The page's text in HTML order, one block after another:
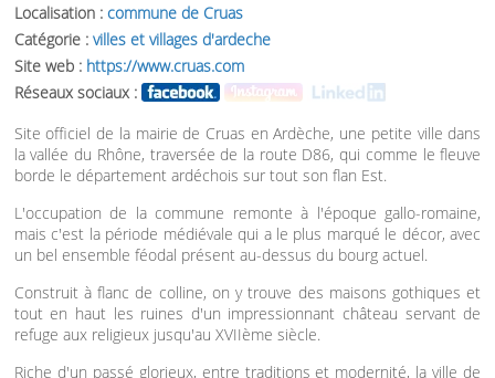
Localisation : commune de Cruas
Catégorie : villes et villages d'ardeche
Site web : https://www.cruas.com
Réseaux sociaux :
Site officiel de la mairie de Cruas en Ardèche, une petite ville dans
la vallée du Rhône, traversée de la route D86, qui comme le fleuve
borde le département ardéchois sur tout son flan Est.
L'occupation de la commune remonte à l'époque gallo-romaine,
mais c'est la période médiévale qui a le plus marqué le décor, avec
un bel ensemble féodal présent au-dessus du bourg actuel.
Construit à flanc de colline, on y trouve des maisons gothiques et
tout en haut les ruines d'un impressionnant château servant de
refuge aux religieux jusqu'au XVIIème siècle.
Riche d'un passé glorieux, entre traditions et modernité, la ville de